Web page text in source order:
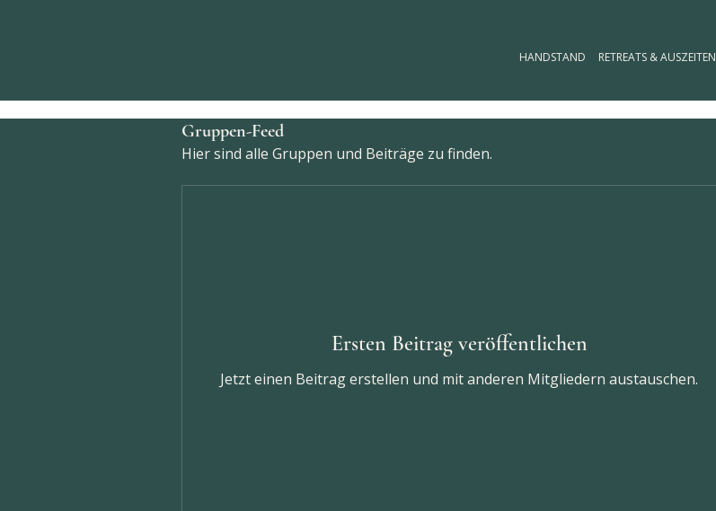
HANDSTAND RETREATS & AUSZEITEN
Gruppen-Feed
Hier sind alle Gruppen und Beiträge zu finden.
Ersten Beitrag veröffentlichen
Jetzt einen Beitrag erstellen und mit anderen Mitgliedern austauschen.